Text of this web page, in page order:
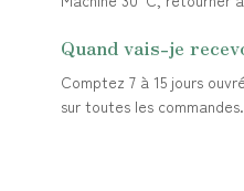
Quand vais-je
Comptez 7 à 15 jours
sur toutes les commandes.